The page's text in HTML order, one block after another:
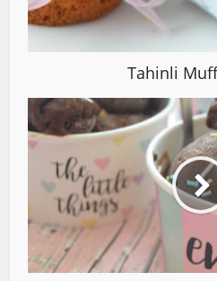
Tahinli